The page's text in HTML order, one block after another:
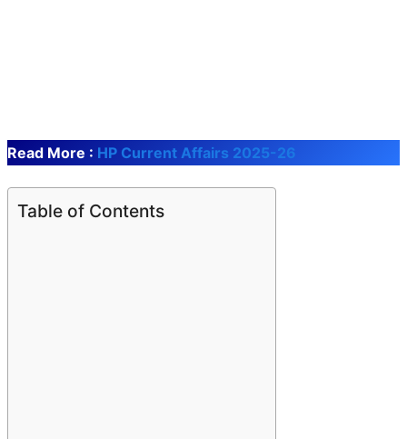
Read More : HP Current Affairs 2025-26
Table of Contents